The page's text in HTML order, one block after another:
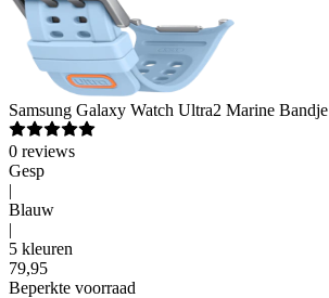
Samsung Galaxy Watch Ultra2 Marine Bandje
0 reviews
Gesp
|
Blauw
|
5 kleuren
79,95
Beperkte voorraad